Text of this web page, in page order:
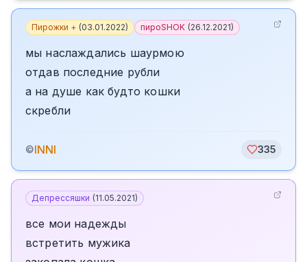
Пирожки + (03.01.2022) пироSHOK (26.12.2021)
мы наслаждались шаурмою
отдав последние рубли
а на душе как будто кошки
скребли
©INNI 335
Депрессяшки (11.05.2021)
все мои надежды
встретить мужика